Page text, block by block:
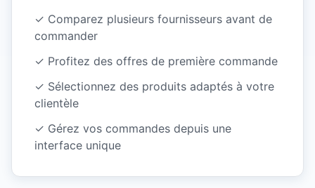
✓ Comparez plusieurs fournisseurs avant de
commander
✓ Profitez des offres de première commande
✓ Sélectionnez des produits adaptés à votre
clientèle
✓ Gérez vos commandes depuis une
interface unique